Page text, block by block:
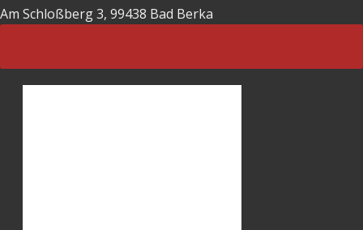
Am Schloßberg 3, 99438 Bad Berka